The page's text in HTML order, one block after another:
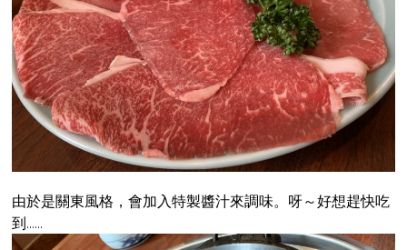
由於是關東風格，會加入特製醬汁來調味。呀～好想趕快吃
到……